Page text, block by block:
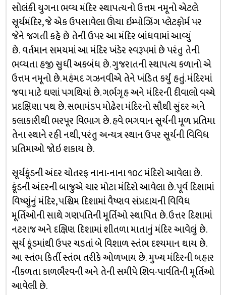
સોલંકી યુગના ભવ્ય મંદિર સ્થાપત્યનો ઉત્તમ નમૂનો એટલે
સૂર્યમંદિર, જે એક ઉપસાવેલા ઊંચા ઇમ્પોઝિંગ પ્લેટફોર્મ પર
જેને જગતી કહે છે તેની ઉપર આ મંદિર બાંધવામાં આવ્યું
છે. વર્તમાન સમયમાં આ મંદિર ખંડેર સ્વરૂપમાં છે પરંતુ તેની
ભવ્યતા હજી સુધી અકબંધ છે. ગુજરાતની સ્થાપત્ય કળાનો એ
ઉત્તમ નમૂનો છે. મહંમદ ગઝનવીએ તેને ખંડિત કર્યું હતું. મંદિરમાં
જવા માટે ઘણાં પગથિયાં છે. ગર્ભગૃહ અને મંદિરની દીવાલો વચ્ચે
પ્રદક્ષિણા પથ છે. સભામંડપ મોઢેરા મંદિરનો સૌથી સુંદર અને
કલાકારીથી ભરપૂર વિભાગ છે. હવે ભગવાન સૂર્યની મૂળ પ્રતિમા
તેના સ્થાને રહી નથી, પરંતુ અન્યત્ર સ્થાન ઉપર સૂર્યની વિવિધ
પ્રતિમાઓ જોઇ શકાય છે.
સૂર્યકૂંડની અંદર ચોતરફ નાના-નાના ૧૦૮ મંદિરો આવેલા છે.
કૂંડની અંદરની બાજુએ ચાર મોટા મંદિરો આવેલા છે. પૂર્વ દિશામાં
વિષ્ણુંનું મંદિર, પશ્ચિમ દિશામાં વૈષ્ણવ સંપ્રદાયની વિવિધ
મૂર્તિઓની સાથે ગણપતિની મૂર્તિઓ સ્થાપિત છે. ઉત્તર દિશામાં
નટરાજ અને દક્ષિણ દિશામાં શીતળા માતાનું મંદિર આવેલું છે.
સૂર્ય કૂંડમાંથી ઉપર ચડતાં બે વિશાળ સ્તંભ દશ્યમાન થાય છે.
આ સ્તંભ કિર્તી સ્તંભ તરીકે ઓળખાય છે. મુખ્ય મંદિરની બહાર
નીકળતા કાળભૈરવની અને તેની સમીપે શિવ-પાર્વતિની મૂર્તિઓ
આવેલી છે.